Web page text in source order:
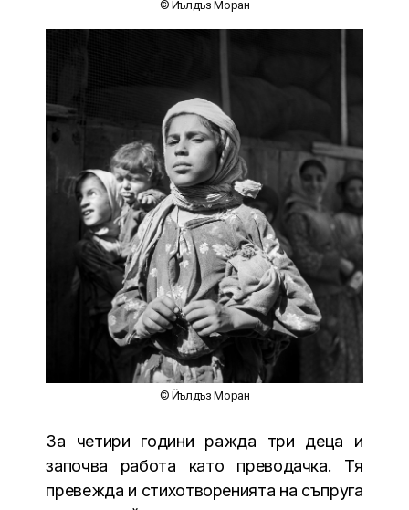
© Йълдъз Моран
© Йълдъз Моран
За четири години ражда три деца и
започва работа като преводачка. Тя
превежда и стихотворенията на съпруга